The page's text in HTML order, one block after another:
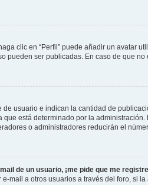
clic en “Perfil” puede añadir un avatar
pueden ser publicadas. En caso de que
usuario e indican la cantidad de
está determinado por la
o administradores reducirán el
de un usuario, ¡me pide que me
mail a otros usuarios a través del foro, si